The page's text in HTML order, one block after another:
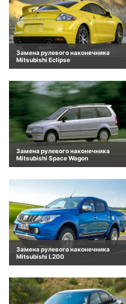
Замена рулевого наконечника
Mitsubishi Eclipse
Замена рулевого наконечника
Mitsubishi Space Wagon
Замена рулевого наконечника
Mitsubishi L200